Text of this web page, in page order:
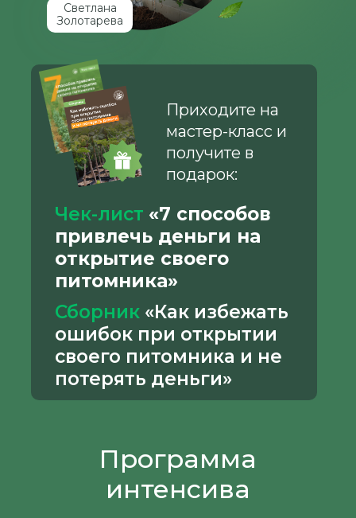
Светлана
Золотарева
Приходите на
мастер-класс и
получите в
подарок:
Сборник «Как избежать
ошибок при открытии
своего питомника и не
потерять деньги»
Чек-лист «7 способов
привлечь деньги на
открытие своего
питомника»
Программа
интенсива